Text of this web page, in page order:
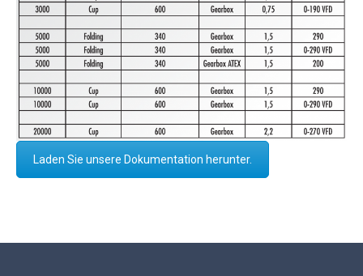
Laden Sie unsere Dokumentation herunter.